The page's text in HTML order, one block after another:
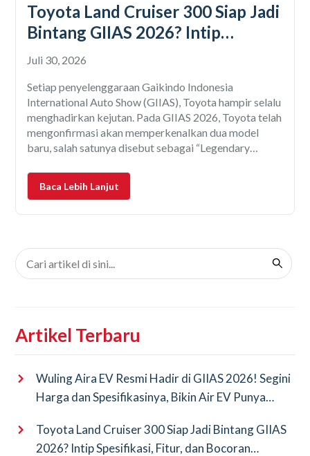
Toyota Land Cruiser 300 Siap Jadi
Bintang GIIAS 2026? Intip
Spesifikasi, Fitur, dan Bocoran
Juli 30, 2026
Setiap penyelenggaraan Gaikindo Indonesia
International Auto Show (GIIAS), Toyota hampir selalu
menghadirkan kejutan. Pada GIIAS 2026, Toyota telah
mengonfirmasi akan memperkenalkan dua model
baru, salah satunya disebut sebagai “Legendary
spekulasi, dan salah satu nama yang paling sering
disebut adalah Toyota Land Cruiser 300, khususnya
Baca Lebih Lanjut
Artikel Terbaru
Wuling Aira EV Resmi Hadir di GIIAS 2026! Segini
Harga dan Spesifikasinya, Bikin Air EV Punya
Toyota Land Cruiser 300 Siap Jadi Bintang GIIAS
2026? Intip Spesifikasi, Fitur, dan Bocoran